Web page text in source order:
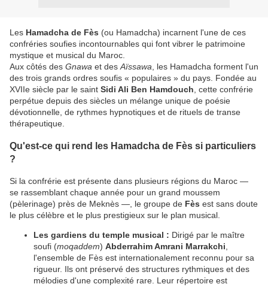
Les Hamadcha de Fès (ou Hamadcha) incarnent l'une de ces
confréries soufies incontournables qui font vibrer le patrimoine
mystique et musical du Maroc.
​Aux côtés des Gnawa et des Aïssawa , les Hamadcha forment l'un
des trois grands ordres soufis « populaires » du pays. Fondée au
XVIIe siècle par le saint Sidi Ali Ben Hamdouch , cette confrérie
perpétue depuis des siècles un mélange unique de poésie
dévotionnelle, de rythmes hypnotiques et de rituels de transe
thérapeutique.
​Qu'est-ce qui rend les Hamadcha de Fès si particuliers
?
​Si la confrérie est présente dans plusieurs régions du Maroc —
se rassemblant chaque année pour un grand moussem
(pèlerinage) près de Meknès —, le groupe de Fès est sans doute
le plus célèbre et le plus prestigieux sur le plan musical.
Les gardiens du temple musical : Dirigé par le maître
soufi (moqaddem) Abderrahim Amrani Marrakchi
l'ensemble de Fès est internationalement reconnu pour sa
rigueur. Ils ont préservé des structures rythmiques et des
mélodies d'une complexité rare. Leur répertoire est